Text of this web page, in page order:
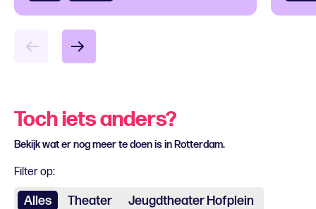
Toch iets anders?
Bekijk wat er nog meer te doen is in Rotterdam.
Filter op:
Alles Theater Jeugdtheater Hofplein